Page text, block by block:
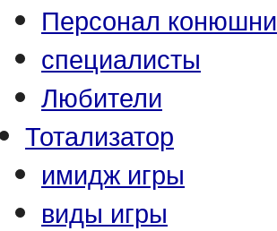
Персонал конюшни
специалисты
Любители
Тотализатор
имидж игры
виды игры